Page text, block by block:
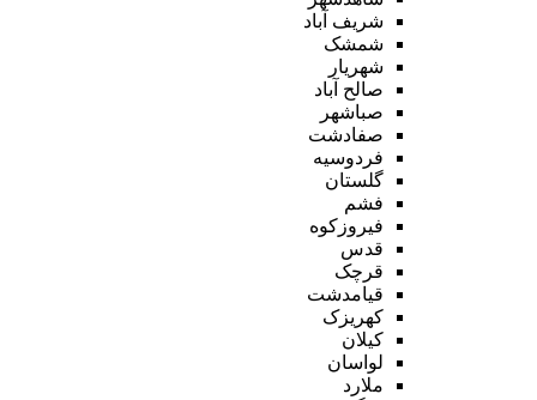
شریف آباد
شمشک
شهریار
صالح آباد
صباشهر
صفادشت
فردوسیه
گلستان
فشم
فیروزکوه
قدس
قرچک
قیامدشت
کهریزک
کیلان
لواسان
ملارد